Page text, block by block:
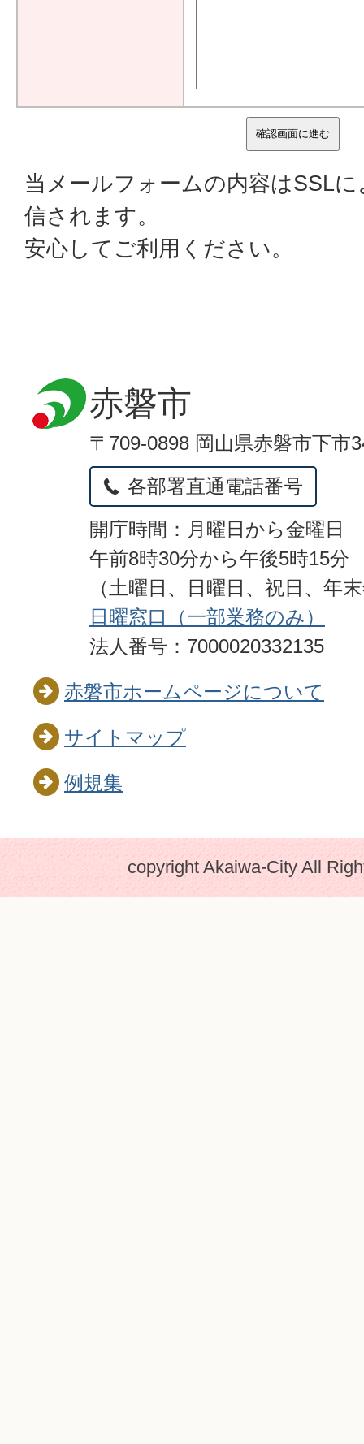
当メールフォームの内容はSSL
信されます。
安心してご利用ください。
赤磐市
〒709-0898 岡山県赤磐市下市
各部署直通電話番号
開庁時間：月曜日から金曜日
午前8時30分から午後5時15分
（土曜日、日曜日、祝日、年
日曜窓口（一部業務のみ）
法人番号：7000020332135
赤磐市ホームページについて
サイトマップ
例規集
copyright Akaiwa-City All